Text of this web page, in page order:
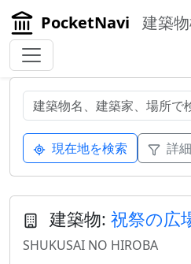
PocketNavi 建築
現在地を検索 詳
建築物: 祝祭の広
SHUKUSAI NO HIROBA